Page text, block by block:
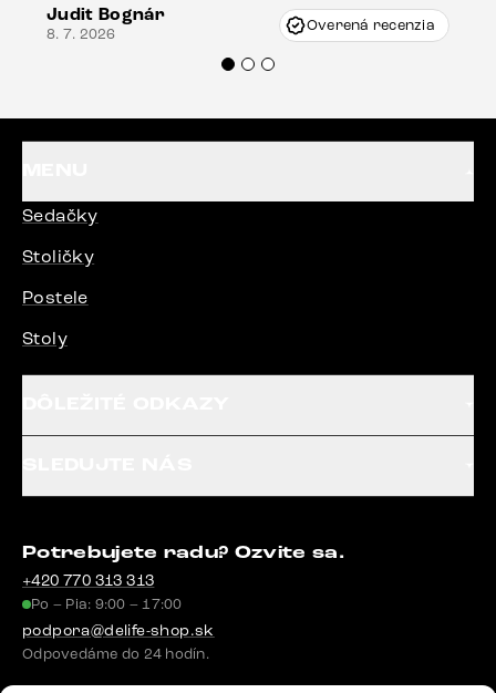
Vincze pri riešení mojej záležitosti pristúpili
veľmi korektne. Odporúčam produkty Delife
Judit Bognár
8. 7. 2026 Overená recenzia
Sedačky
Stoličky
Postele
Stoly
Potrebujete radu? Ozvite sa.
+420 770 313 313
Po – Pia: 9:00 – 17:00
podpora@delife-shop.sk
Odpovedáme do 24 hodín.